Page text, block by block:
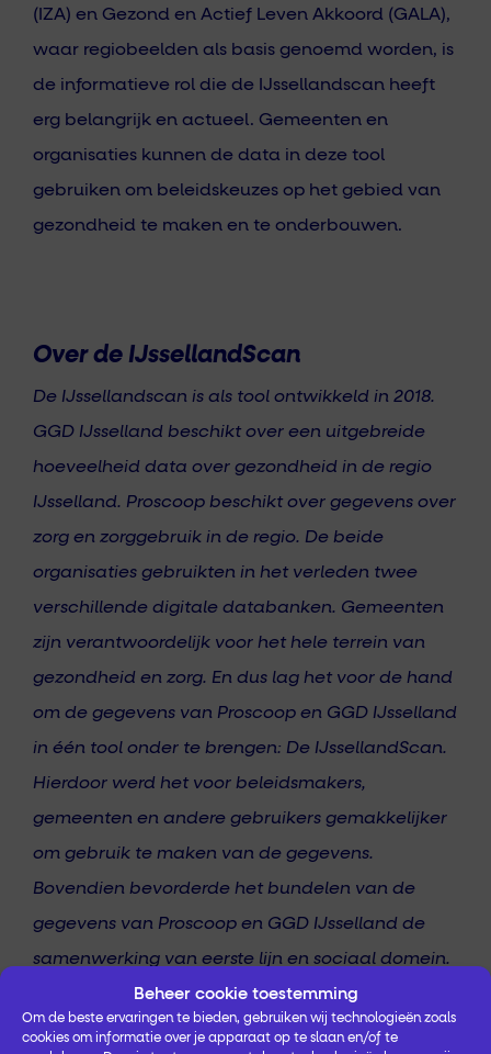
Beheer cookie toestemming
Om de beste ervaringen te bieden, gebruiken wij technologieën zoals
cookies om informatie over je apparaat op te slaan en/of te
(IZA) en Gezond en Actief Leven Akkoord (GALA),
waar regiobeelden als basis genoemd worden, is
de informatieve rol die de IJssellandscan heeft
erg belangrijk en actueel. Gemeenten en
organisaties kunnen de data in deze tool
gebruiken om beleidskeuzes op het gebied van
gezondheid te maken en te onderbouwen.
Over de IJssellandScan
De IJssellandscan is als tool ontwikkeld in 2018.
GGD IJsselland beschikt over een uitgebreide
hoeveelheid data over gezondheid in de regio
IJsselland. Proscoop beschikt over gegevens over
zorg en zorggebruik in de regio. De beide
organisaties gebruikten in het verleden twee
verschillende digitale databanken. Gemeenten
zijn verantwoordelijk voor het hele terrein van
gezondheid en zorg. En dus lag het voor de hand
om de gegevens van Proscoop en GGD IJsselland
in één tool onder te brengen: De IJssellandScan.
Hierdoor werd het voor beleidsmakers,
gemeenten en andere gebruikers gemakkelijker
om gebruik te maken van de gegevens.
Bovendien bevorderde het bundelen van de
gegevens van Proscoop en GGD IJsselland de
samenwerking van eerste lijn en sociaal domein.
www.ijssellandscan.nl